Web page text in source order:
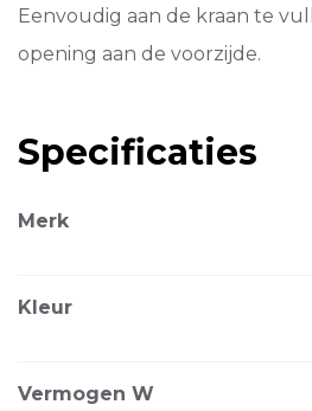
Eenvoudig aan de kraan te
opening aan de voorzijde.
Specificaties
Merk
Kleur
Vermogen W